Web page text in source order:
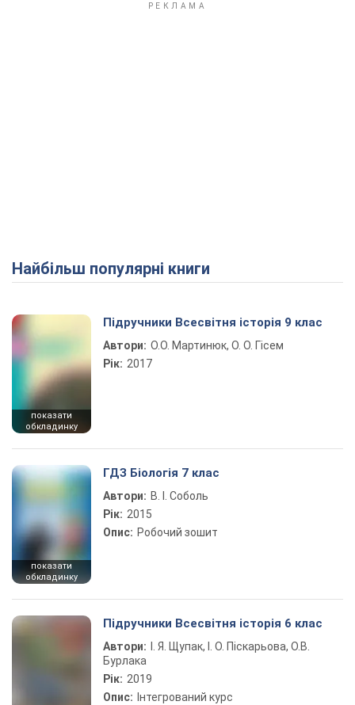
Найбільш популярні книги
показати
обкладинку
Підручники Всесвітня історія 9 клас
Автори: О.О. Мартинюк, О. О. Гісем
Рік: 2017
показати
обкладинку
ГДЗ Біологія 7 клас
Автори: В. І. Соболь
Рік: 2015
Опис: Робочий зошит
Підручники Всесвітня історія 6 клас
Автори:
І. Я. Щупак, І. О. Піскарьова, О.В.
Бурлака
Рік: 2019
Опис: Інтегрований курс